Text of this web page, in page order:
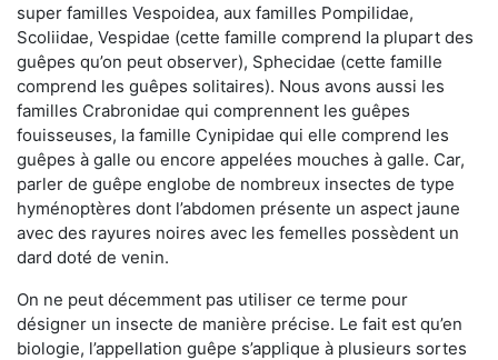
super familles Vespoidea, aux familles Pompilidae,
Scoliidae, Vespidae (cette famille comprend la plupart des
guêpes qu’on peut observer), Sphecidae (cette famille
comprend les guêpes solitaires). Nous avons aussi les
familles Crabronidae qui comprennent les guêpes
fouisseuses, la famille Cynipidae qui elle comprend les
guêpes à galle ou encore appelées mouches à galle. Car,
parler de guêpe englobe de nombreux insectes de type
hyménoptères dont l’abdomen présente un aspect jaune
avec des rayures noires avec les femelles possèdent un
dard doté de venin.
On ne peut décemment pas utiliser ce terme pour
désigner un insecte de manière précise. Le fait est qu’en
biologie, l’appellation guêpe s’applique à plusieurs sortes